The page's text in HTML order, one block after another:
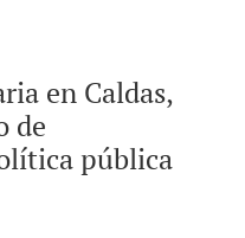
en Caldas,
de
pública